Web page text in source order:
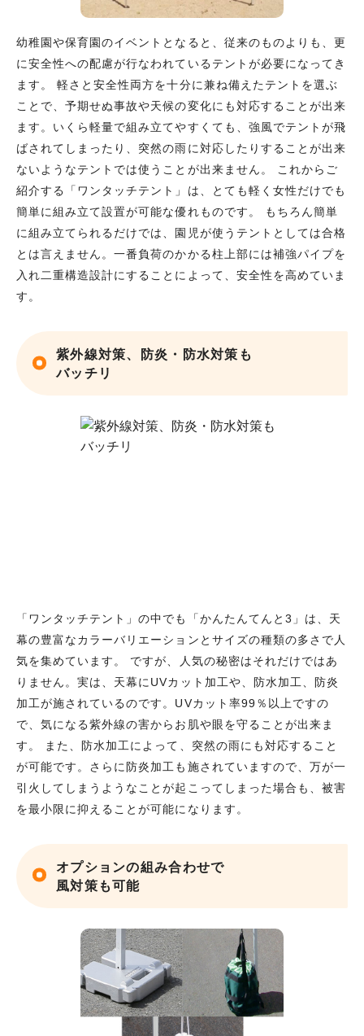
幼稚園や保育園のイベントとなると、従来のものよりも、更
に安全性への配慮が行なわれているテントが必要になってき
ます。 軽さと安全性両方を十分に兼ね備えたテントを選ぶ
ことで、予期せぬ事故や天候の変化にも対応することが出来
ます。いくら軽量で組み立てやすくても、強風でテントが飛
ばされてしまったり、突然の雨に対応したりすることが出来
ないようなテントでは使うことが出来ません。 これからご
紹介する「ワンタッチテント」は、とても軽く女性だけでも
簡単に組み立て設置が可能な優れものです。 もちろん簡単
に組み立てられるだけでは、園児が使うテントとしては合格
とは言えません。一番負荷のかかる柱上部には補強パイプを
入れ二重構造設計にすることによって、安全性を高めていま
す。
紫外線対策、防炎・防水対策も
バッチリ
「ワンタッチテント」の中でも「かんたんてんと3」は、天
幕の豊富なカラーバリエーションとサイズの種類の多さで人
気を集めています。 ですが、人気の秘密はそれだけではあ
りません。実は、天幕にUVカット加工や、防水加工、防炎
加工が施されているのです。UVカット率99％以上ですの
で、気になる紫外線の害からお肌や眼を守ることが出来ま
す。 また、防水加工によって、突然の雨にも対応すること
が可能です。さらに防炎加工も施されていますので、万が一
引火してしまうようなことが起こってしまった場合も、被害
を最小限に抑えることが可能になります。
オプションの組み合わせで
風対策も可能